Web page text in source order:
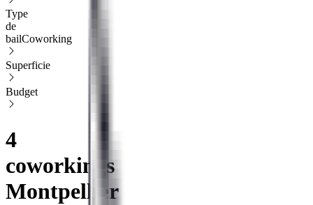
Type
de
bailCoworking
Superficie
Budget
4
coworkings
Montpellier